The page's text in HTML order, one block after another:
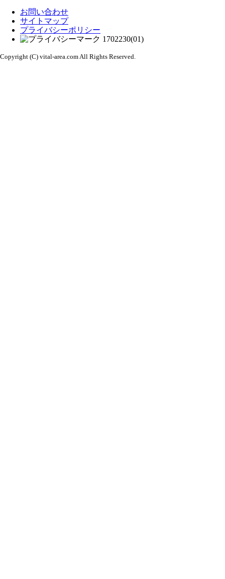
お問い合わせ
サイトマップ
プライバシーポリシー
Copyright (C) vital-area.com All Rights Reserved.